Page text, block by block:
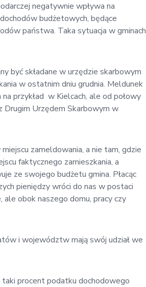
negatywnie wpływa na
budżetowych, będące
państwa. Taka sytuacja w gminach
być składane w urzędzie skarbowym
w ostatnim dniu grudnia. Meldunek
przykład w Kielcach, ale od połowy
Drugim Urzędem Skarbowym w
zameldowania, a nie tam, gdzie
faktycznego zamieszkania, a
ze swojego budżetu gmina. Płacąc
pieniędzy wróci do nas w postaci
obok naszego domu, pracy czy
i województw mają swój udział we
taki procent podatku dochodowego